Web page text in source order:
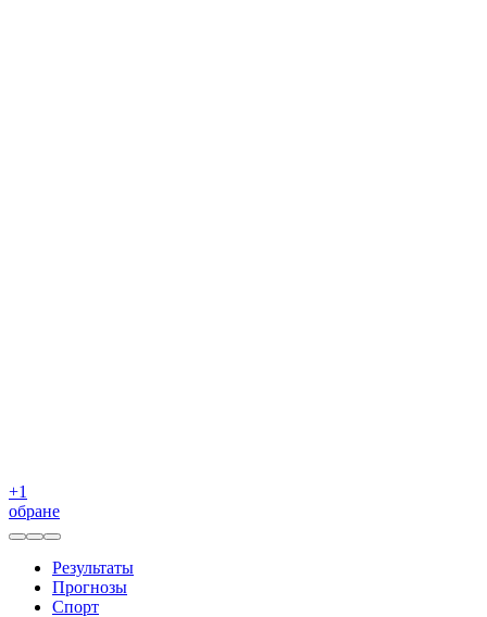
+1
обране
Результаты
Прогнозы
Спорт